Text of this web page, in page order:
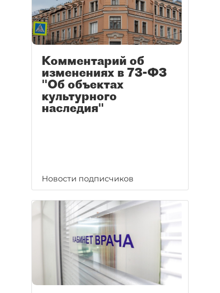
Комментарий об
изменениях в 73-ФЗ
"Об объектах
культурного
наследия"
Новости подписчиков